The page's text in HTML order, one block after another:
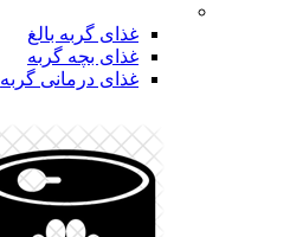
غذای گربه بالغ
غذای بچه گربه
غذای درمانی گربه